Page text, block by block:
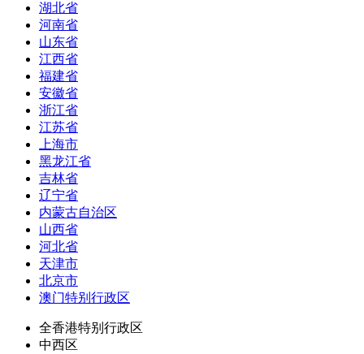
湖北省
河南省
山东省
江西省
福建省
安徽省
浙江省
江苏省
上海市
黑龙江省
吉林省
辽宁省
内蒙古自治区
山西省
河北省
天津市
北京市
澳门特别行政区
全香港特别行政区
中西区